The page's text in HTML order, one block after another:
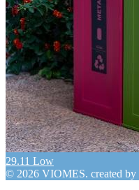
29.11 Low
© 2026 VIOMES. created by